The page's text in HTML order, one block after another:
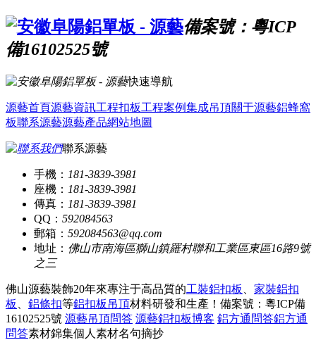
備案號：粵ICP
備16102525號
快速導航
源藝首頁源藝資訊工程扣板工程案例集成吊頂關于源藝鋁蜂窩
板聯系源藝源藝產品網站地圖
聯系源藝
手機： 181-3839-3981
座機： 181-3839-3981
傳真： 181-3839-3981
QQ： 592084563
郵箱： 592084563@qq.com
地址： 佛山市南海區獅山鎮羅村聯和工業區東區16路9號
之三
佛山源藝裝飾20年來專注于高品質的工裝鋁扣板
家裝鋁扣
板
鋁條扣等鋁扣板吊頂材料研發和生產！ 備案號：粵ICP備
16102525號 源藝吊頂問答 源藝鋁扣板博客 鋁方通問答鋁方通
問答素材錦集個人素材名句摘抄